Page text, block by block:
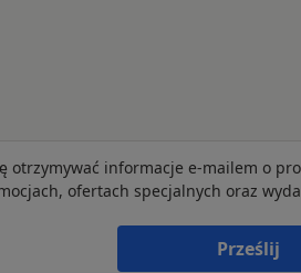
otrzymywać informacje e-mailem o
ofertach specjalnych oraz
Prześlij